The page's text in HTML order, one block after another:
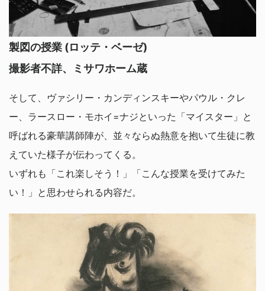
製図の授業 (ロッテ・ベーゼ)
撮影者不詳、ミサワホーム蔵
そして、ヴァシリー・カンディンスキーやパウル・クレ
ー、ラースロー・モホイ=ナジといった「マイスター」と
呼ばれる豪華講師陣が、並々ならぬ熱意を抱いて生徒に教
えていた様子が伝わってくる。
いずれも「これ楽しそう！」「こんな授業を受けてみた
い！」と思わせられる内容だ。